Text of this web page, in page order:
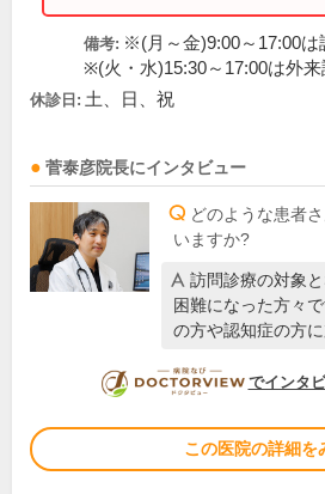
備考: ※(月～金)9:00～17:00は
※(火・水)15:30～17:00は外来
休診日: 土、日、祝
菅泰彦院長にインタビュー
どのような患者
いますか?
訪問診療の対象
困難になった方々
の方や認知症の方
でインタ
この医院の詳細を